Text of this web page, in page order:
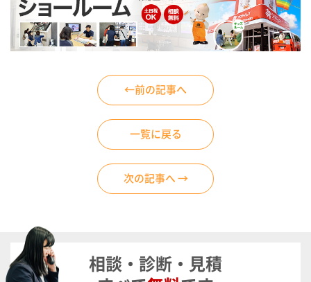
←前の記事へ
一覧に戻る
次の記事へ →
相談・診断・見積